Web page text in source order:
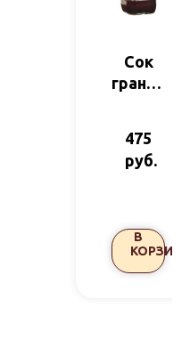
Сок
гранат
R 1л
475
руб.
В
КОРЗИНУ